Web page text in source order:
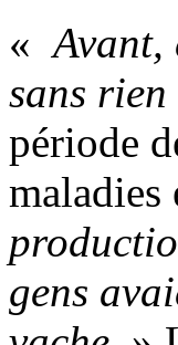
« Avant,
sans
période
maladies
gens